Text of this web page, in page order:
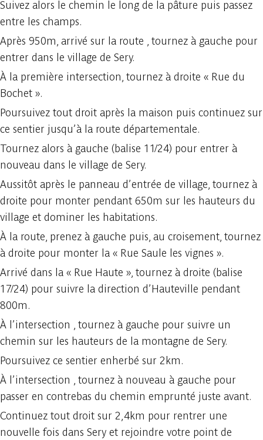
Suivez alors le chemin le long de la pâture puis passez
entre les champs.
Après 950m, arrivé sur la route , tournez à gauche pour
entrer dans le village de Sery.
À la première intersection, tournez à droite « Rue du
Bochet ».
Poursuivez tout droit après la maison puis continuez sur
ce sentier jusqu’à la route départementale.
Tournez alors à gauche (balise 11/24) pour entrer à
nouveau dans le village de Sery.
Aussitôt après le panneau d’entrée de village, tournez à
droite pour monter pendant 650m sur les hauteurs du
village et dominer les habitations.
À la route, prenez à gauche puis, au croisement, tournez
à droite pour monter la « Rue Saule les vignes ».
Arrivé dans la « Rue Haute », tournez à droite (balise
17/24) pour suivre la direction d’Hauteville pendant
800m.
À l’intersection , tournez à gauche pour suivre un
chemin sur les hauteurs de la montagne de Sery.
Poursuivez ce sentier enherbé sur 2km.
À l’intersection , tournez à nouveau à gauche pour
passer en contrebas du chemin emprunté juste avant.
Continuez tout droit sur 2,4km pour rentrer une
nouvelle fois dans Sery et rejoindre votre point de